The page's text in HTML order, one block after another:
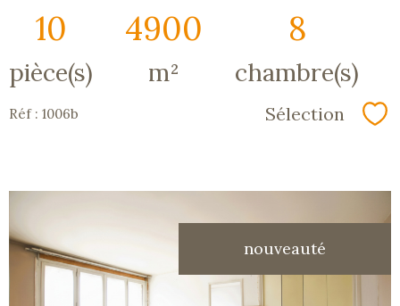
10
pièce(s)
4900
m²
8
chambre(s)
Réf : 1006b Sélection
nouveauté
voir le